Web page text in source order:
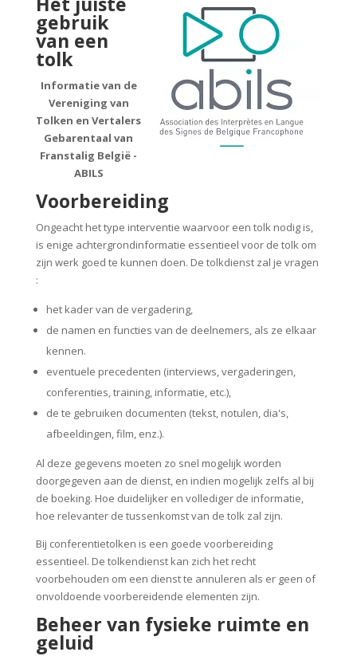
gebruik
van een
tolk
Informatie van de
Vereniging van
Tolken en Vertalers
Gebarentaal van
Franstalig België -
ABILS
Voorbereiding
Ongeacht het type interventie waarvoor een tolk nodig is,
is enige achtergrondinformatie essentieel voor de tolk om
zijn werk goed te kunnen doen. De tolkdienst zal je vragen
:
het kader van de vergadering,
de namen en functies van de deelnemers, als ze elkaar
kennen.
eventuele precedenten (interviews, vergaderingen,
conferenties, training, informatie, etc.),
de te gebruiken documenten (tekst, notulen, dia's,
afbeeldingen, film, enz.).
Al deze gegevens moeten zo snel mogelijk worden
doorgegeven aan de dienst, en indien mogelijk zelfs al bij
de boeking. Hoe duidelijker en vollediger de informatie,
hoe relevanter de tussenkomst van de tolk zal zijn.
Bij conferentietolken is een goede voorbereiding
essentieel. De tolkendienst kan zich het recht
voorbehouden om een dienst te annuleren als er geen of
onvoldoende voorbereidende elementen zijn.
Beheer van fysieke ruimte en
geluid